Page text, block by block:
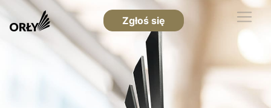
Zgłoś się